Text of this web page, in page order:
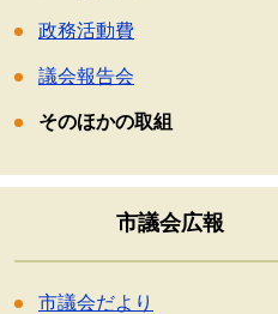
政務活動費
議会報告会
そのほかの取組
市議会広報
市議会だより